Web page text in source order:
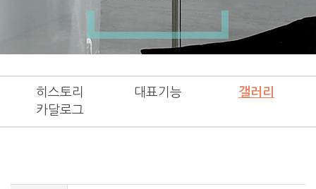
히스토리 대표기능
갤러리
카달로그